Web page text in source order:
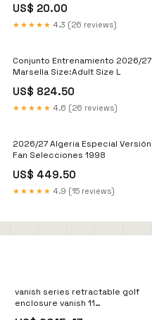
US$ 20.00
★★★★★ 4.3 (26 reviews)
Conjunto Entrenamiento 2026/27
Marsella Size:Adult Size L
US$ 824.50
★★★★★ 4.6 (26 reviews)
2026/27 Algeria Especial Versión
Fan Selecciones 1998
US$ 449.50
★★★★★ 4.9 (15 reviews)
vanish series retractable golf
enclosure vanish 11